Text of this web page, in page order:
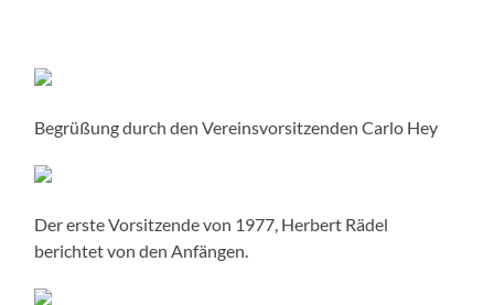
Begrüßung durch den Vereinsvorsitzenden Carlo Hey
Der erste Vorsitzende von 1977, Herbert Rädel
berichtet von den Anfängen.